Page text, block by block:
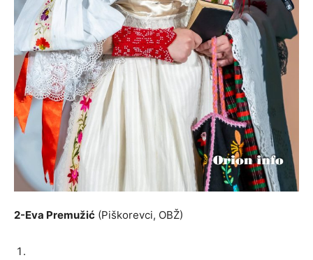
2-Eva Premužić (Piškorevci, OBŽ)